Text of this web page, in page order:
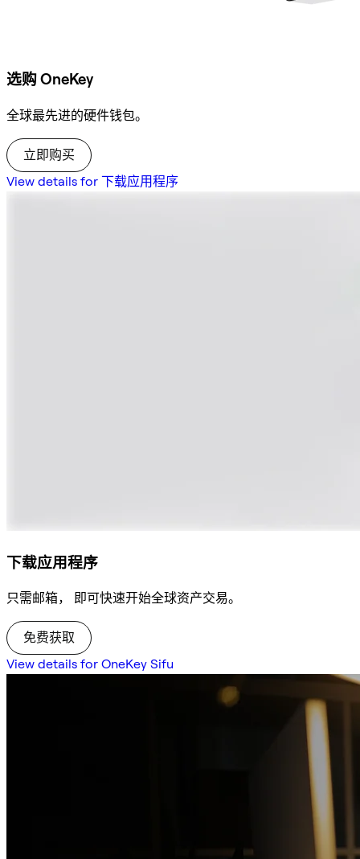
选购 OneKey
全球最先进的硬件钱包。
立即购买
View details for 下载应用程序
下载应用程序
只需邮箱， 即可快速开始全球资产交易。
免费获取
View details for OneKey Sifu